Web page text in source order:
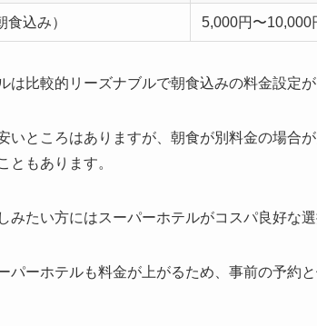
込み） 5,000円〜10,000
は比較的リーズナブルで朝食込みの料金設定が
いところはありますが、朝食が別料金の場合
ともあります。
みたい方にはスーパーホテルがコスパ良好な選
パーホテルも料金が上がるため、事前の予約と